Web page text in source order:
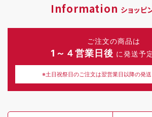
Information ショッピ
ご注文の商品は
1～４営業日後 に発送予
※土日祝祭日のご注文は翌営業日以降の発送